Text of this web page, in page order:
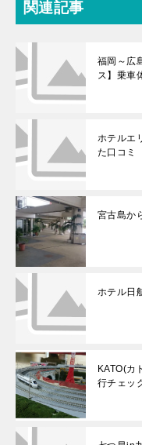
関連記事
福岡～広
ス】乗車
ホテルエ
た口コミ
宮古島か
ホテル日
KATO(カ
行チェッ